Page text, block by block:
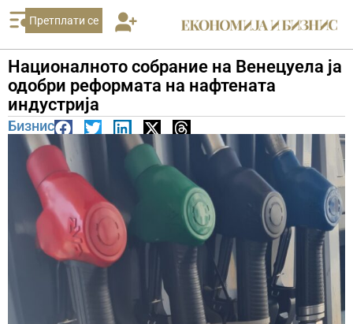
Претплати се
Националното собрание на Венецуела ја
одобри реформата на нафтената
индустрија
Бизнис